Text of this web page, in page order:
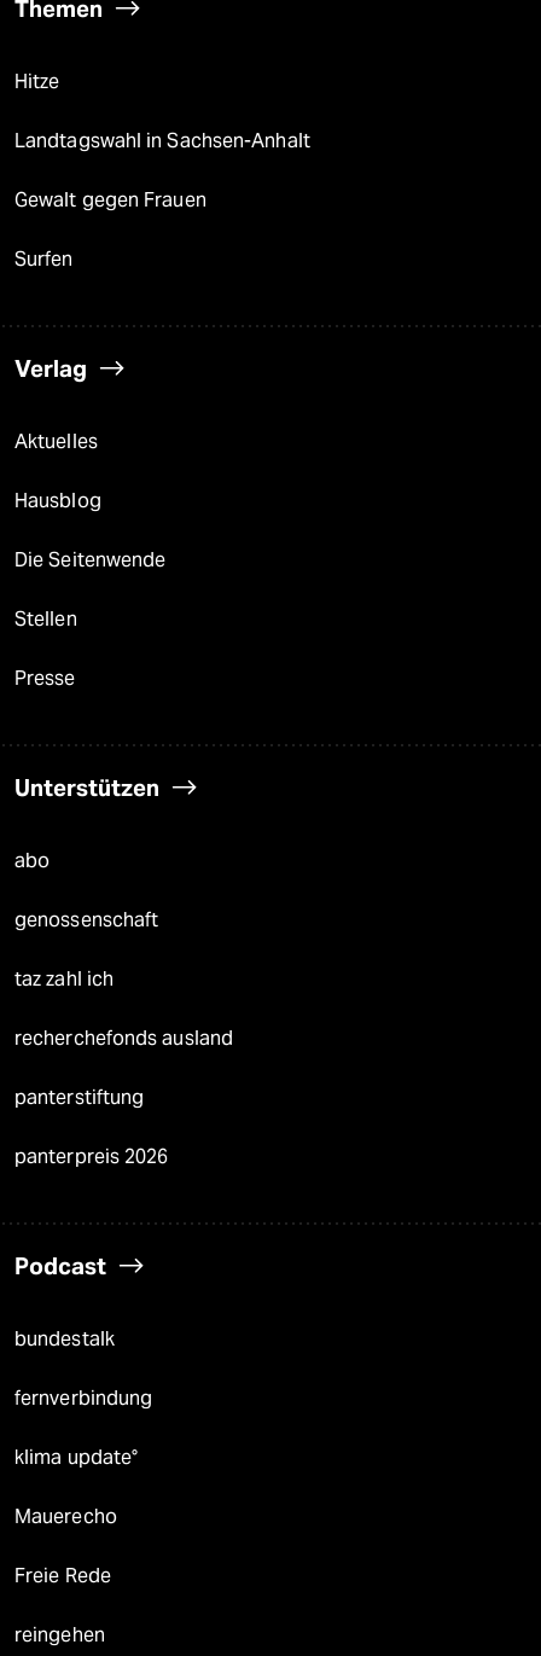
Themen
Hitze
Landtagswahl in Sachsen-Anhalt
Gewalt gegen Frauen
Surfen
Verlag
Aktuelles
Hausblog
Die Seitenwende
Stellen
Presse
Unterstützen
abo
genossenschaft
taz zahl ich
recherchefonds ausland
panterstiftung
panterpreis 2026
Podcast
bundestalk
fernverbindung
klima update°
Mauerecho
Freie Rede
reingehen